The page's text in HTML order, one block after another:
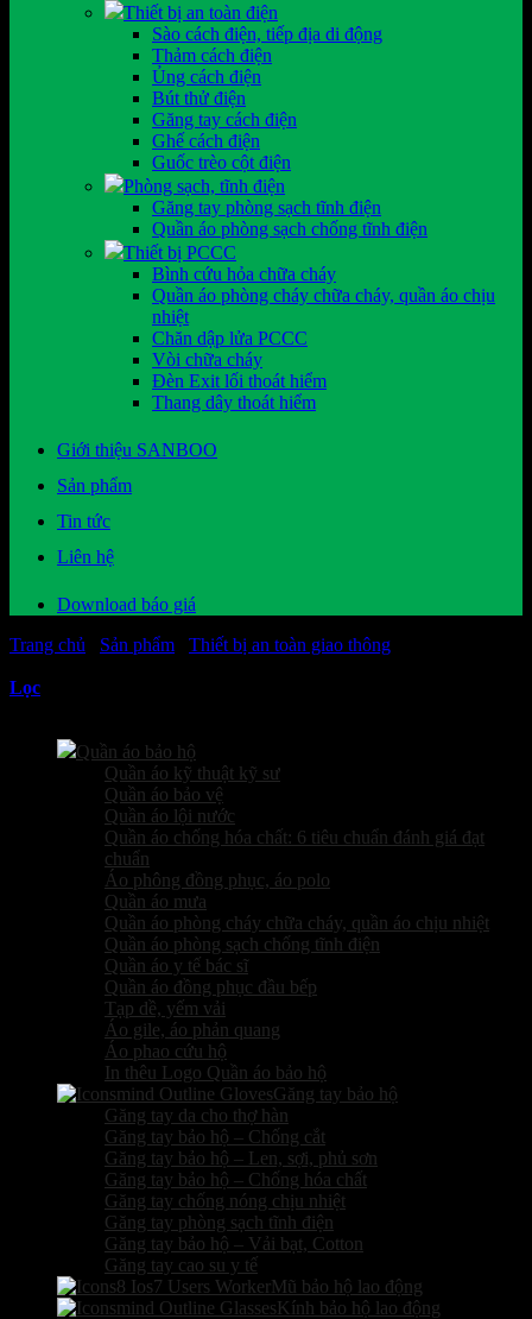
Thiết bị an toàn điện
Sào cách điện, tiếp địa di động
Thảm cách điện
Ủng cách điện
Bút thử điện
Găng tay cách điện
Ghế cách điện
Guốc trèo cột điện
Phòng sạch, tĩnh điện
Găng tay phòng sạch tĩnh điện
Quần áo phòng sạch chống tĩnh điện
Thiết bị PCCC
Bình cứu hỏa chữa cháy
Quần áo phòng cháy chữa cháy, quần áo chịu
nhiệt
Chăn dập lửa PCCC
Vòi chữa cháy
Đèn Exit lối thoát hiểm
Thang dây thoát hiểm
Giới thiệu SANBOO
Sản phẩm
Tin tức
Liên hệ
Download báo giá
Trang chủ
Sản phẩm Thiết bị an toàn giao thông
Lọc
Quần áo bảo hộ
Quần áo kỹ thuật kỹ sư
Quần áo bảo vệ
Quần áo lội nước
Quần áo chống hóa chất: 6 tiêu chuẩn đánh giá đạt
chuẩn
Áo phông đồng phục, áo polo
Quần áo mưa
Quần áo phòng cháy chữa cháy, quần áo chịu nhiệt
Quần áo phòng sạch chống tĩnh điện
Quần áo y tế bác sĩ
Quần áo đồng phục đầu bếp
Tạp dề, yếm vải
Áo gile, áo phản quang
Áo phao cứu hộ
In thêu Logo Quần áo bảo hộ
Găng tay bảo hộ
Găng tay da cho thợ hàn
Găng tay bảo hộ – Chống cắt
Găng tay bảo hộ – Len, sợi, phủ sơn
Găng tay bảo hộ – Chống hóa chất
Găng tay chống nóng chịu nhiệt
Găng tay phòng sạch tĩnh điện
Găng tay bảo hộ – Vải bạt, Cotton
Găng tay cao su y tế
Mũ bảo hộ lao động
Kính bảo hộ lao động